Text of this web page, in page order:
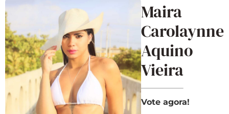
Maira
Carolaynne
Aquino
Vieira
Vote agora!